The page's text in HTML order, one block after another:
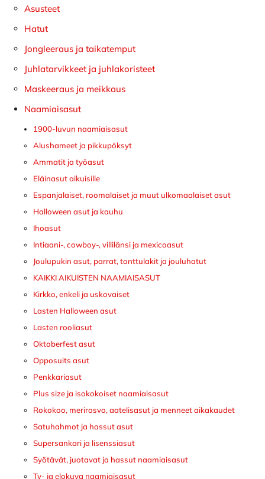
Asusteet
Hatut
Jongleeraus ja taikatemput
Juhlatarvikkeet ja juhlakoristeet
Maskeeraus ja meikkaus
Naamiaisasut
1900-luvun naamiaisasut
Alushameet ja pikkupöksyt
Ammatit ja työasut
Eläinasut aikuisille
Espanjalaiset, roomalaiset ja muut ulkomaalaiset asut
Halloween asut ja kauhu
Ihoasut
Intiaani-, cowboy-, villilänsi ja mexicoasut
Joulupukin asut, parrat, tonttulakit ja jouluhatut
KAIKKI AIKUISTEN NAAMIAISASUT
Kirkko, enkeli ja uskovaiset
Lasten Halloween asut
Lasten rooliasut
Oktoberfest asut
Opposuits asut
Penkkariasut
Plus size ja isokokoiset naamiaisasut
Rokokoo, merirosvo, aatelisasut ja menneet aikakaudet
Satuhahmot ja hassut asut
Supersankari ja lisenssiasut
Syötävät, juotavat ja hassut naamiaisasut
Tv- ja elokuva naamiaisasut